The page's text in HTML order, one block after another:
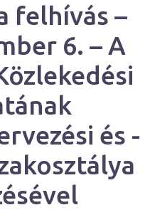
felhívás –
6. – A
és -